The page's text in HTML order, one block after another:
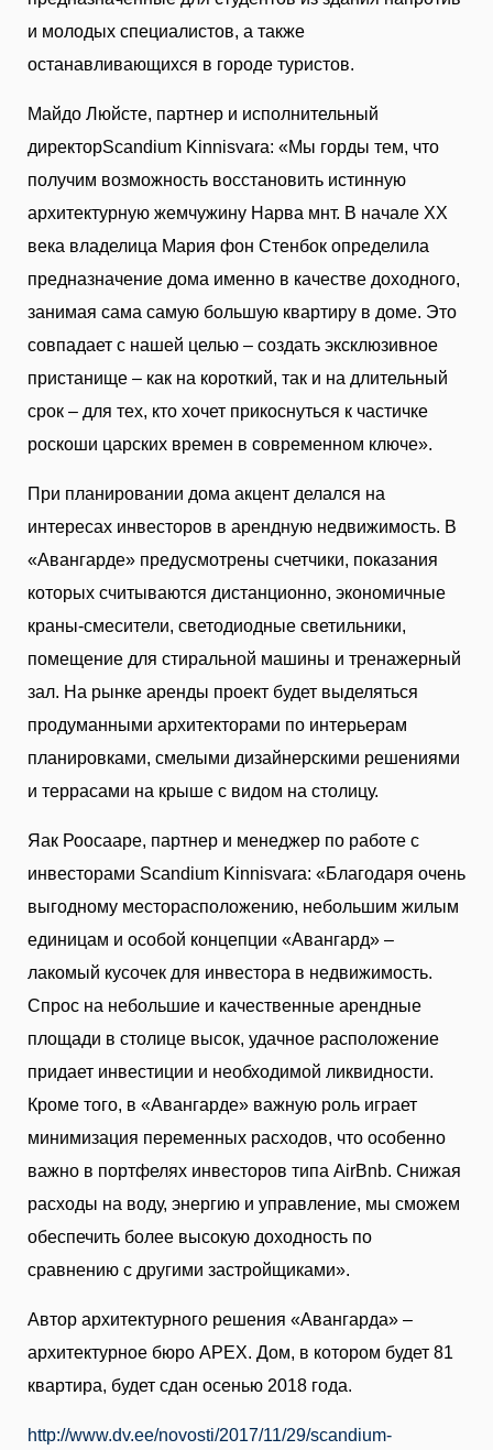
и молодых специалистов, а также
останавливающихся в городе туристов.
Майдо Люйсте, партнер и исполнительный
директорScandium Kinnisvara: «Мы горды тем, что
получим возможность восстановить истинную
архитектурную жемчужину Нарва мнт. В начале XX
века владелица Мария фон Стенбок определила
предназначение дома именно в качестве доходного,
занимая сама самую большую квартиру в доме. Это
совпадает с нашей целью – создать эксклюзивное
пристанище – как на короткий, так и на длительный
срок – для тех, кто хочет прикоснуться к частичке
роскоши царских времен в современном ключе».
При планировании дома акцент делался на
интересах инвесторов в арендную недвижимость. В
«Авангарде» предусмотрены счетчики, показания
которых считываются дистанционно, экономичные
краны-смесители, светодиодные светильники,
помещение для стиральной машины и тренажерный
зал. На рынке аренды проект будет выделяться
продуманными архитекторами по интерьерам
планировками, смелыми дизайнерскими решениями
и террасами на крыше с видом на столицу.
Яак Роосааре, партнер и менеджер по работе с
инвесторами Scandium Kinnisvara: «Благодаря очень
выгодному месторасположению, небольшим жилым
единицам и особой концепции «Авангард» –
лакомый кусочек для инвестора в недвижимость.
Спрос на небольшие и качественные арендные
площади в столице высок, удачное расположение
придает инвестиции и необходимой ликвидности.
Кроме того, в «Авангарде» важную роль играет
минимизация переменных расходов, что особенно
важно в портфелях инвесторов типа AirBnb. Снижая
расходы на воду, энергию и управление, мы сможем
обеспечить более высокую доходность по
сравнению с другими застройщиками».
Автор архитектурного решения «Авангарда» –
архитектурное бюро APEX. Дом, в котором будет 81
квартира, будет сдан осенью 2018 года.
http://www.dv.ee/novosti/2017/11/29/scandium-